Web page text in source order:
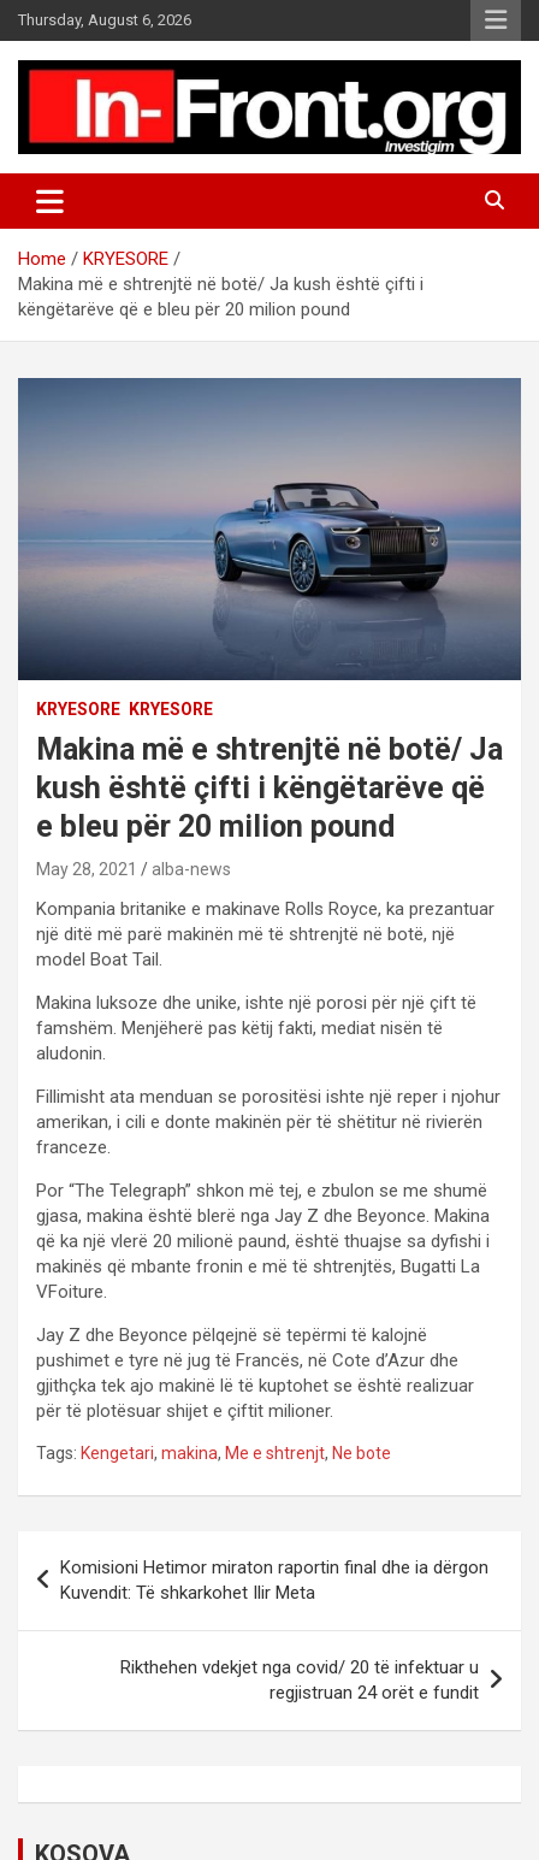
k
Thursday, August 6, 2026
Home
KRYESORE
Makina më e shtrenjtë në botë/ Ja kush është çifti i
këngëtarëve që e bleu për 20 milion pound
KRYESORE KRYESORE
Makina më e shtrenjtë në botë/ Ja
kush është çifti i këngëtarëve që
e bleu për 20 milion pound
May 28, 2021 alba-news
Kompania britanike e makinave Rolls Royce, ka prezantuar
një ditë më parë makinën më të shtrenjtë në botë, një
model Boat Tail.
Makina luksoze dhe unike, ishte një porosi për një çift të
famshëm. Menjëherë pas këtij fakti, mediat nisën të
aludonin.
Fillimisht ata menduan se porositësi ishte një reper i njohur
amerikan, i cili e donte makinën për të shëtitur në rivierën
franceze.
Por “The Telegraph” shkon më tej, e zbulon se me shumë
gjasa, makina është blerë nga Jay Z dhe Beyonce. Makina
që ka një vlerë 20 milionë paund, është thuajse sa dyfishi i
makinës që mbante fronin e më të shtrenjtës, Bugatti La
VFoiture.
Jay Z dhe Beyonce pëlqejnë së tepërmi të kalojnë
pushimet e tyre në jug të Francës, në Cote d’Azur dhe
gjithçka tek ajo makinë lë të kuptohet se është realizuar
për të plotësuar shijet e çiftit milioner.
Tags: Kengetari, makina, Me e shtrenjt, Ne bote
s
a
Komisioni Hetimor miraton raportin final dhe ia dërgon
Kuvendit: Të shkarkohet Ilir Meta
Rikthehen vdekjet nga covid/ 20 të infektuar u
regjistruan 24 orët e fundit
KOSOVA